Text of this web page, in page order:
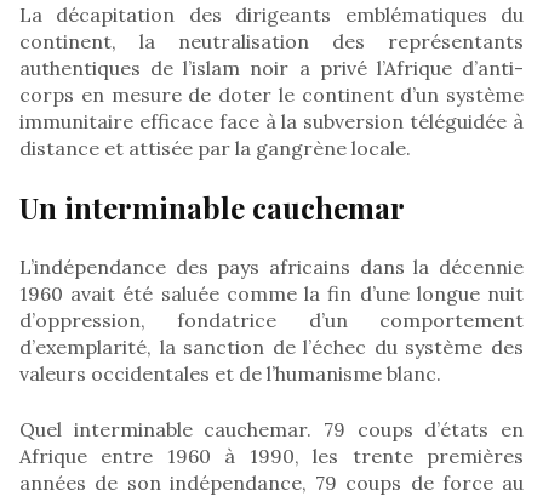
La décapitation des dirigeants emblématiques du
continent, la neutralisation des représentants
authentiques de l’islam noir a privé l’Afrique d’anti-
corps en mesure de doter le continent d’un système
immunitaire efficace face à la subversion téléguidée à
distance et attisée par la gangrène locale.
Un interminable cauchemar
L’indépendance des pays africains dans la décennie
1960 avait été saluée comme la fin d’une longue nuit
d’oppression, fondatrice d’un comportement
d’exemplarité, la sanction de l’échec du système des
valeurs occidentales et de l’humanisme blanc.
Quel interminable cauchemar. 79 coups d’états en
Afrique entre 1960 à 1990, les trente premières
années de son indépendance, 79 coups de force au